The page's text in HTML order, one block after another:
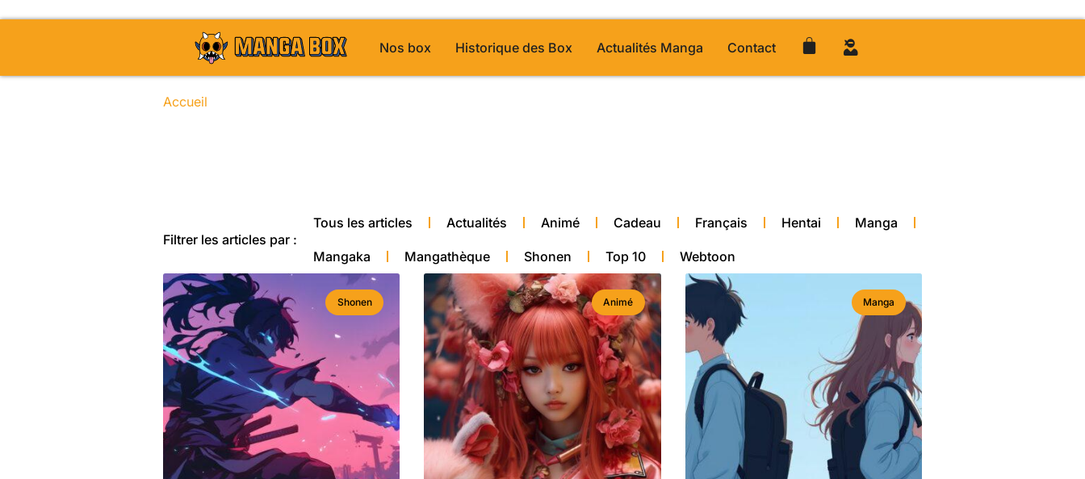
Nos box Historique des Box Actualités Manga Contact
Accueil
Filtrer les articles par :
Tous les articles Actualités Animé Cadeau Français Hentai Manga
Mangaka Mangathèque Shonen Top 10 Webtoon
Shonen Animé Manga